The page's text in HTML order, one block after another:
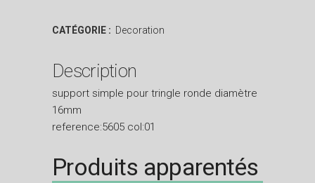
CATÉGORIE : Decoration
Description
support simple pour tringle ronde diamètre
16mm
reference:5605 col:01
Produits apparentés